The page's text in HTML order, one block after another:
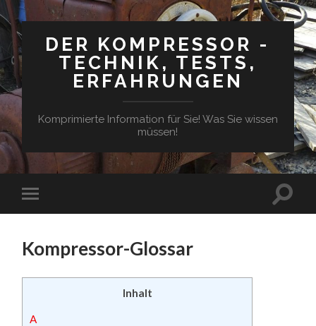
DER KOMPRESSOR -
TECHNIK, TESTS,
ERFAHRUNGEN
Komprimierte Information für Sie! Was Sie wissen
müssen!
Menü
Kompressor-Glossar
Inhalt
A